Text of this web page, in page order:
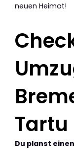
neuen Heimat!
Tartu
Du planst